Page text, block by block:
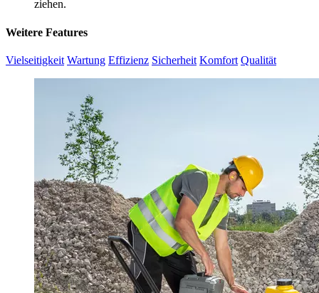
ziehen.
Weitere Features
Vielseitigkeit Wartung Effizienz Sicherheit Komfort Qualität